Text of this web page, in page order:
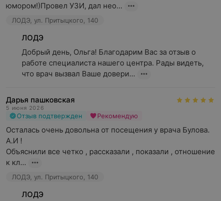
юмором!)Провел УЗИ, дал нео...
ЛОДЭ, ул. Притыцкого, 140
ЛОДЭ
Добрый день, Ольга! Благодарим Вас за отзыв о
работе специалиста нашего центра. Рады видеть,
что врач вызвал Ваше довери...
Дарья пашковская
5 июня 2026
Отзыв подтвержден Рекомендую
Осталась очень довольна от посещения у врача Булова.
А.И !
Объяснили все четко , рассказали , показали , отношение
к кл...
ЛОДЭ, ул. Притыцкого, 140
ЛОДЭ